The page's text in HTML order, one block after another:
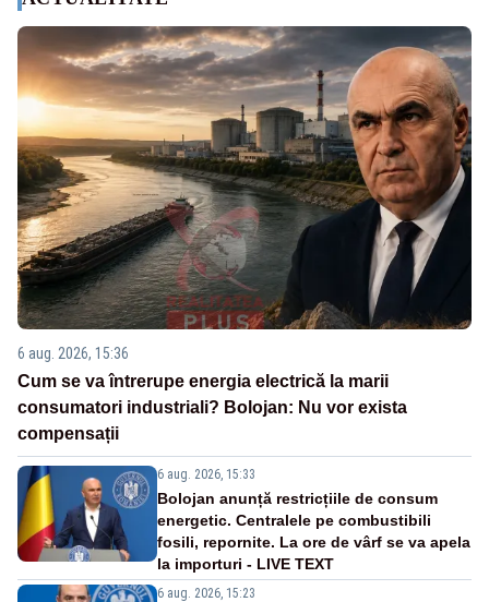
6 aug. 2026, 15:36
Cum se va întrerupe energia electrică la marii
consumatori industriali? Bolojan: Nu vor exista
compensații
6 aug. 2026, 15:33
Bolojan anunță restricțiile de consum
energetic. Centralele pe combustibili
fosili, repornite. La ore de vârf se va apela
la importuri - LIVE TEXT
6 aug. 2026, 15:23